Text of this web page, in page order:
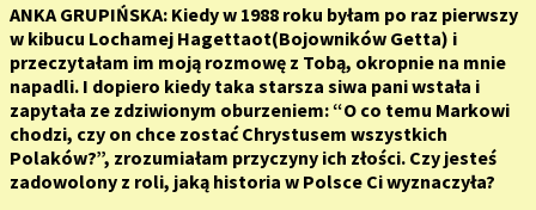
ANKA GRUPIŃSKA: Kiedy w 1988 roku byłam po raz pierwszy
w kibucu Lochamej Hagettaot(Bojowników Getta) i
przeczytałam im moją rozmowę z Tobą, okropnie na mnie
napadli. I dopiero kiedy taka starsza siwa pani wstała i
zapytała ze zdziwionym oburzeniem: “O co temu Markowi
chodzi, czy on chce zostać Chrystusem wszystkich
Polaków?”, zrozumiałam przyczyny ich złości. Czy jesteś
zadowolony z roli, jaką historia w Polsce Ci wyznaczyła?